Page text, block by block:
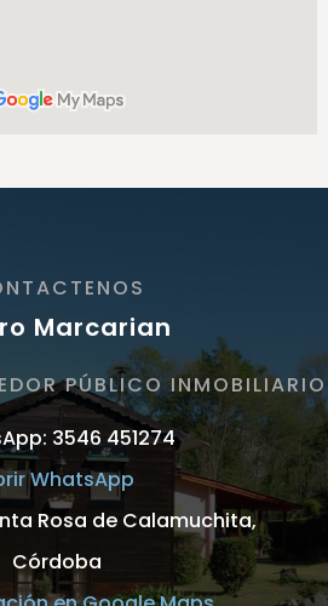
Marcarian
PÚBLICO INMOBILIARIO
3546 451274
WhatsApp
Rosa de Calamuchita,
Córdoba